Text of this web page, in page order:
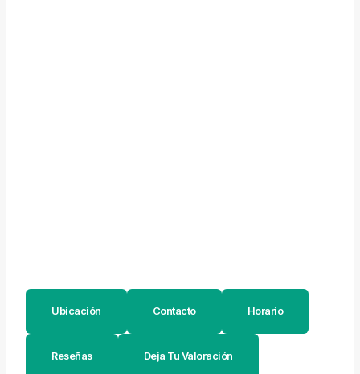
Ubicación Contacto Horario
Reseñas Deja Tu Valoración